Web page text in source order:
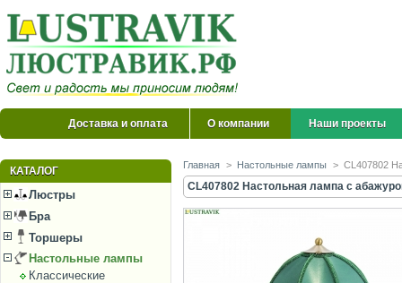
Доставка и оплата О компании Наши проекты
КАТАЛОГ
Люстры
Бра
Торшеры
Настольные лампы
Классические
Главная > Настольные лампы > CL407802
CL407802 Настольная лампа с